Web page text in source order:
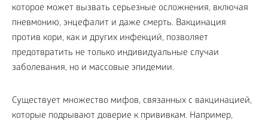
которое может вызвать серьезные осложнения, включая
пневмонию, энцефалит и даже смерть. Вакцинация
против кори, как и других инфекций, позволяет
предотвратить не только индивидуальные случаи
заболевания, но и массовые эпидемии.
Существует множество мифов, связанных с вакцинацией,
которые подрывают доверие к прививкам. Например,